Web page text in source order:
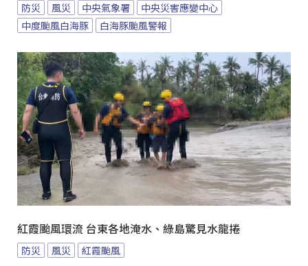
防災 風災 中央氣象署
中央災害應變中心
中度颱風白海豚
白海豚颱風警報
紅霞颱風環流 台東各地淹水、綠島驚見水龍捲
防災 風災 紅霞颱風